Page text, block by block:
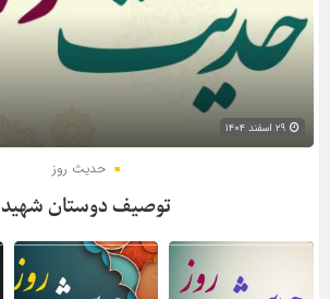
حدیث روز
توصیف دوستان شهید